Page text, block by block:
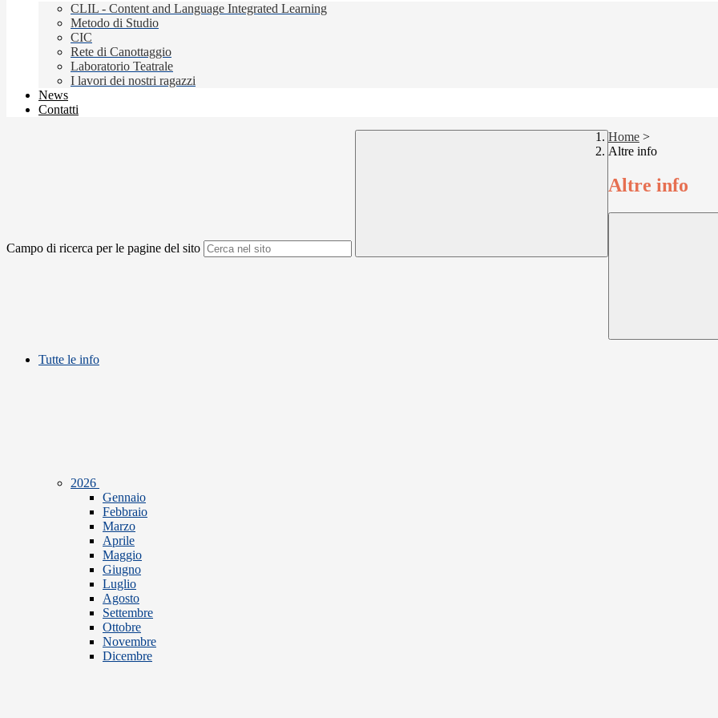
CLIL - Content and Language Integrated Learning
Metodo di Studio
CIC
Rete di Canottaggio
Laboratorio Teatrale
I lavori dei nostri ragazzi
News
Contatti
Campo di ricerca per le pagine del sito
Home >
Altre info
Altre info
Tutte le info
2026
Gennaio
Febbraio
Marzo
Aprile
Maggio
Giugno
Luglio
Agosto
Settembre
Ottobre
Novembre
Dicembre